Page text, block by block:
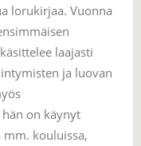
lorukirjaa. Vuonna
laajasti
ja luovan
on käynyt
kouluissa,